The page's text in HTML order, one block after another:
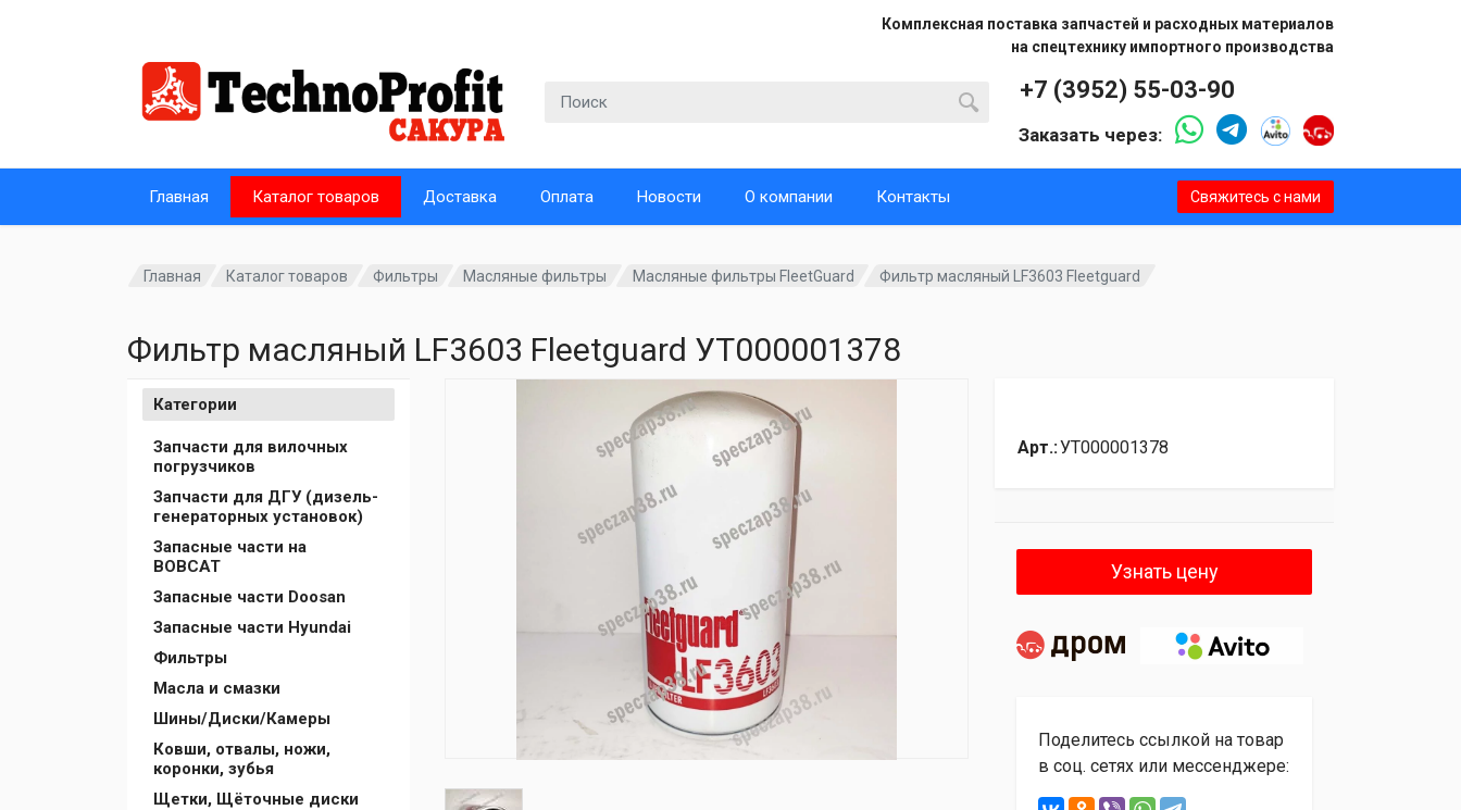
Комплексная поставка запчастей и расходных материалов
на спецтехнику импортного производства
Главная Каталог товаров Доставка Оплата Новости О компании Контакты Свяжитесь с нами
+7 (3952) 55-03-90
Заказать через:
Главная Каталог товаров Фильтры Масляные фильтры Масляные фильтры FleetGuard Фильтр масляный LF3603 Fleetguard
Фильтр масляный LF3603 Fleetguard УТ000001378
Категории
Запчасти для вилочных
погрузчиков
Запчасти для ДГУ (дизель-
генераторных установок)
Запасные части на
BOBCAT
Запасные части Doosan
Запасные части Hyundai
Фильтры
Масла и смазки
Шины/Диски/Камеры
Ковши, отвалы, ножи,
коронки, зубья
Щетки, Щёточные диски
Арт.:УТ000001378
Узнать цену
Поделитесь ссылкой на товар
в соц. сетях или мессенджере: